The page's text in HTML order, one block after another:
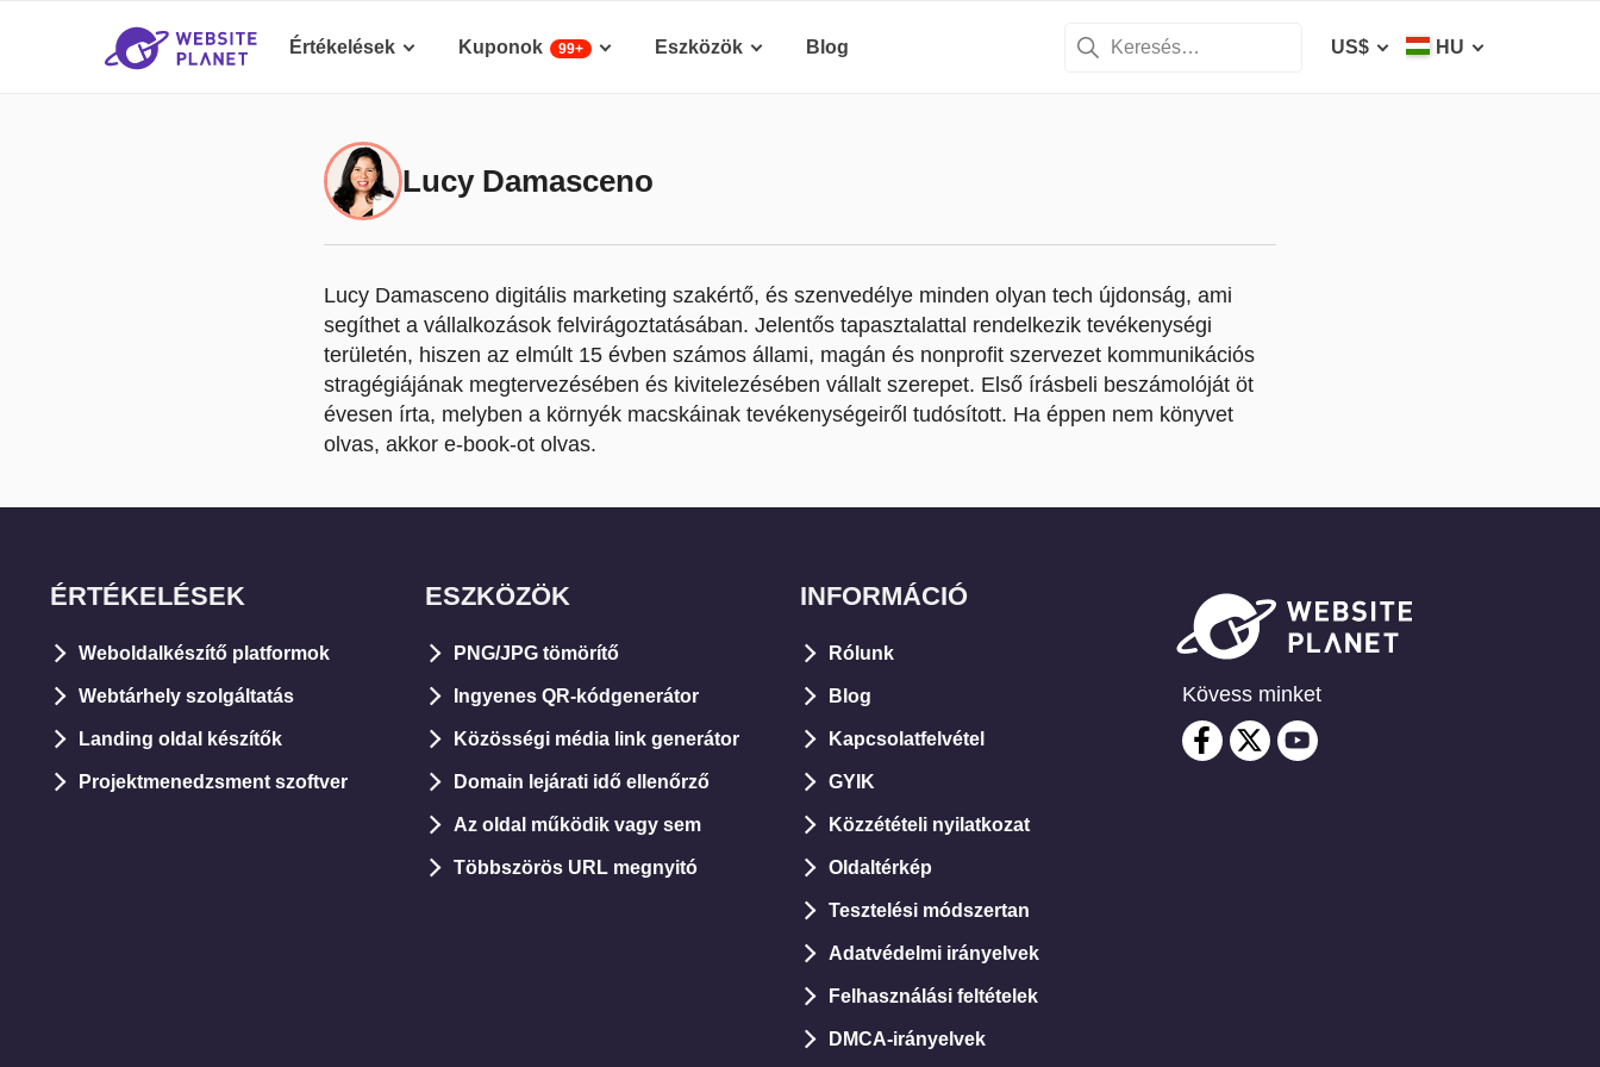
Értékelések Kuponok 99+ Eszközök Blog US$ HU
Lucy Damasceno
Lucy Damasceno digitális marketing szakértő, és szenvedélye minden olyan tech újdonság, ami
segíthet a vállalkozások felvirágoztatásában. Jelentős tapasztalattal rendelkezik tevékenységi
területén, hiszen az elmúlt 15 évben számos állami, magán és nonprofit szervezet kommunikációs
stragégiájának megtervezésében és kivitelezésében vállalt szerepet. Első írásbeli beszámolóját öt
évesen írta, melyben a környék macskáinak tevékenységeiről tudósított. Ha éppen nem könyvet
olvas, akkor e-book-ot olvas.
ÉRTÉKELÉSEK
Weboldalkészítő platformok
Webtárhely szolgáltatás
Landing oldal készítők
Projektmenedzsment szoftver
ESZKÖZÖK
PNG/JPG tömörítő
Ingyenes QR-kódgenerátor
Közösségi média link generátor
Domain lejárati idő ellenőrző
Az oldal működik vagy sem
Többszörös URL megnyitó
INFORMÁCIÓ
Rólunk
Blog
Kapcsolatfelvétel
GYIK
Közzétételi nyilatkozat
Oldaltérkép
Tesztelési módszertan
Adatvédelmi irányelvek
Felhasználási feltételek
DMCA-irányelvek
Kövess minket